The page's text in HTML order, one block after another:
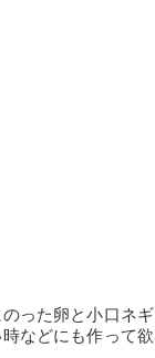
った卵と小口ネギ
などにも作って欲